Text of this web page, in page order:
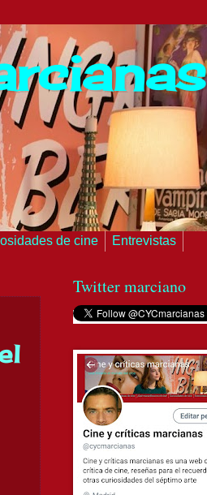
de cine Entrevistas
Twitter marciano